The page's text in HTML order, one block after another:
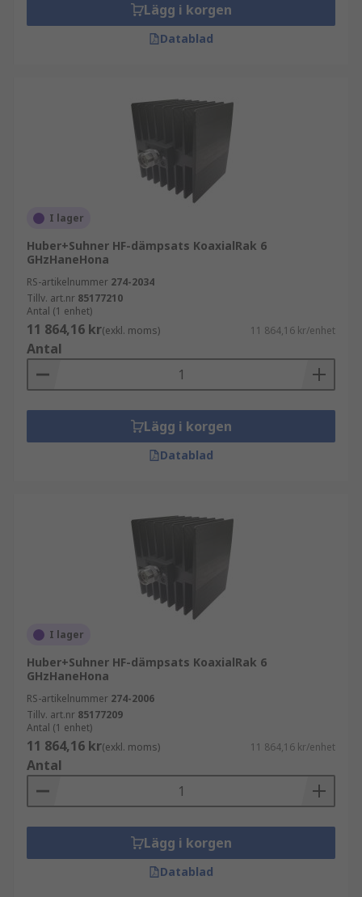
Lägg i korgen
Datablad
I lager
Huber+Suhner HF-dämpsats KoaxialRak 6
GHzHaneHona
RS-artikelnummer 274-2034
Tillv. art.nr 85177210
Antal (1 enhet)
11 864,16 kr(exkl. moms) 11 864,16 kr/enhet
Antal
Lägg i korgen
Datablad
I lager
Huber+Suhner HF-dämpsats KoaxialRak 6
GHzHaneHona
RS-artikelnummer 274-2006
Tillv. art.nr 85177209
Antal (1 enhet)
11 864,16 kr(exkl. moms) 11 864,16 kr/enhet
Antal
Lägg i korgen
Datablad